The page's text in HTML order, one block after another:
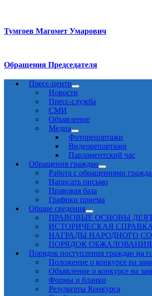
Тумгоев Магомет Умарович
Обращения Председателя
Пресс-центр
Новости
Пресс-служба
СМИ
Объявление
Медиа
Фоторепортажи
Видеорепортажи
Парламентский час
Обращения граждан
Работа с обращениями
Написать письмо
Правовая база
Графики приема
Общие сведения
ПРАВОВЫЕ ОСНОВЫ
ИСТОРИЧЕСКАЯ СПРАВКА
НАГРАДЫ НАРОДНОГО
ПОРЯДОК
Порядок поступления граждан на
Положение о конкурсе на
Объявление о конкурсе на
Формы и бланки
Результаты Конкурса